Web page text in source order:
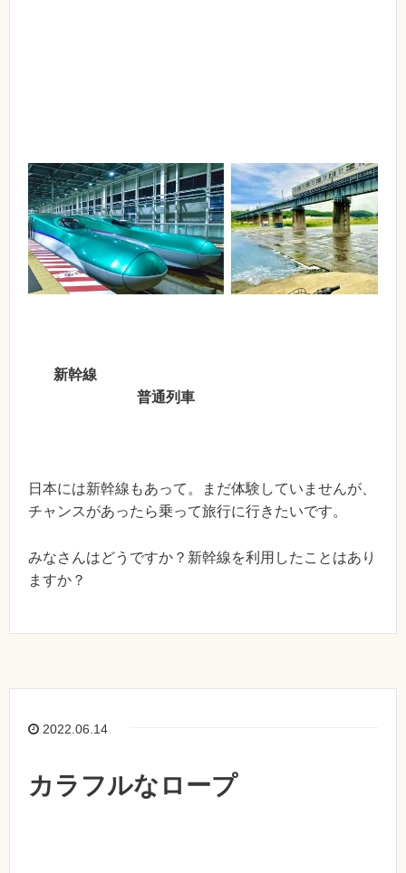
新幹線
普通列車
日本には新幹線もあって。まだ体験していませんが、
チャンスがあったら乗って旅行に行きたいです。
みなさんはどうですか？新幹線を利用したことはあり
ますか？
2022.06.14
カラフルなロープ